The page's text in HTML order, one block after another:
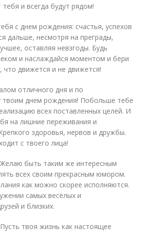
и всегда будут рядом!
с днем рождения: счастья, успехов
дальше, несмотря на преграды,
оставляя невзгоды. Будь
и наслаждайся моментом и бери
что движется и не движется!
отличного дня и по
твоим днем рождения! Побольше тебе
всех поставленных целей. И
на лишние переживания и
здоровья, нервов и дружбы.
с твоего лица!
быть таким же интересным
всех своим прекрасным юмором.
как можно скорее исполняются.
самых весёлых и
и близких.
твоя жизнь как настоящее